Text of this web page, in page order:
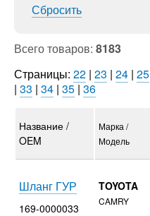
Сбросить
Всего товаров: 8183
Страницы: 22 | 23 | 24 | 25
| 33 | 34 | 35 | 36
Название /
OEM
Марка /
Модель
Шланг ГУР
169-0000033
TOYOTA
CAMRY